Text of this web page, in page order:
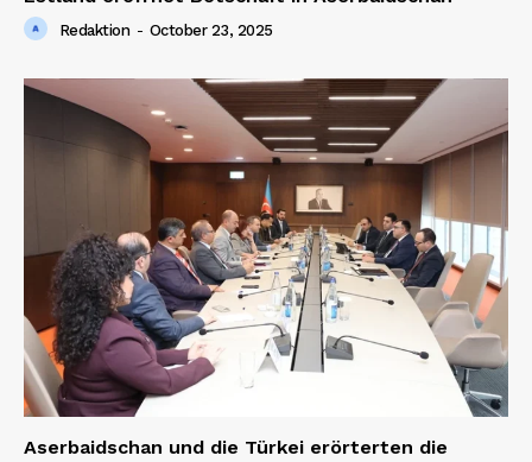
Redaktion - October 23, 2025
Aserbaidschan und die Türkei erörterten die